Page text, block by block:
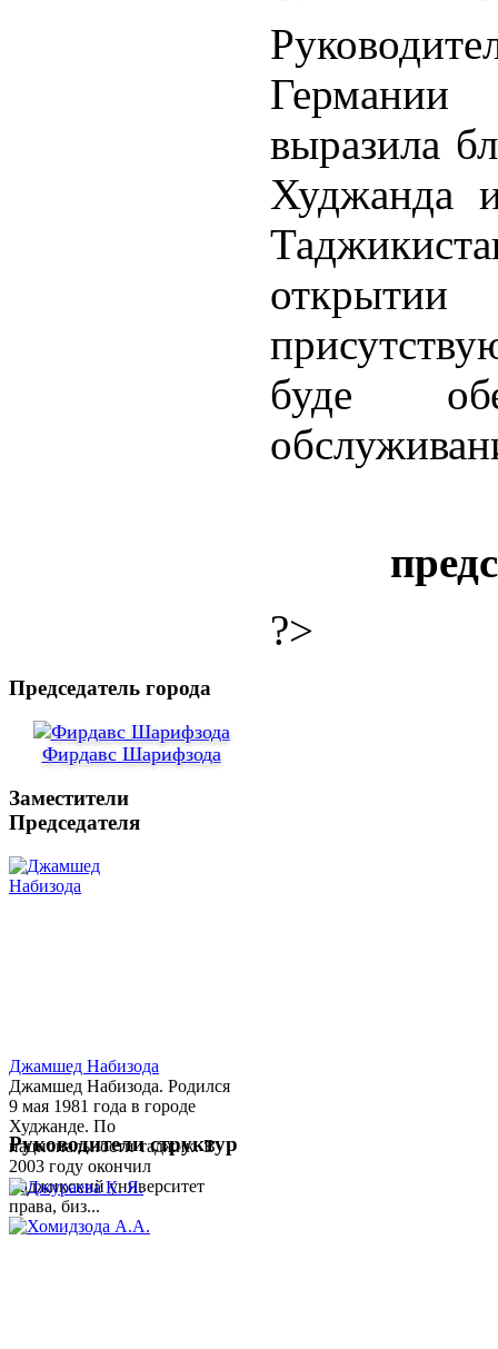
выразила
Худжанда
буде
?>
Председатель города
Фирдавс Шарифзода
Заместители
Председателя
Джамшед Набизода
Джамшед Набизода. Родился
9 мая 1981 года в городе
Худжанде. По
национальности таджик. В
2003 году окончил
Таджикский университет
права, биз...
Руководители структур